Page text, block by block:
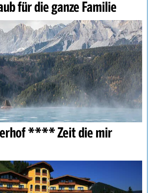
für die ganze Familie
**** Zeit die mir